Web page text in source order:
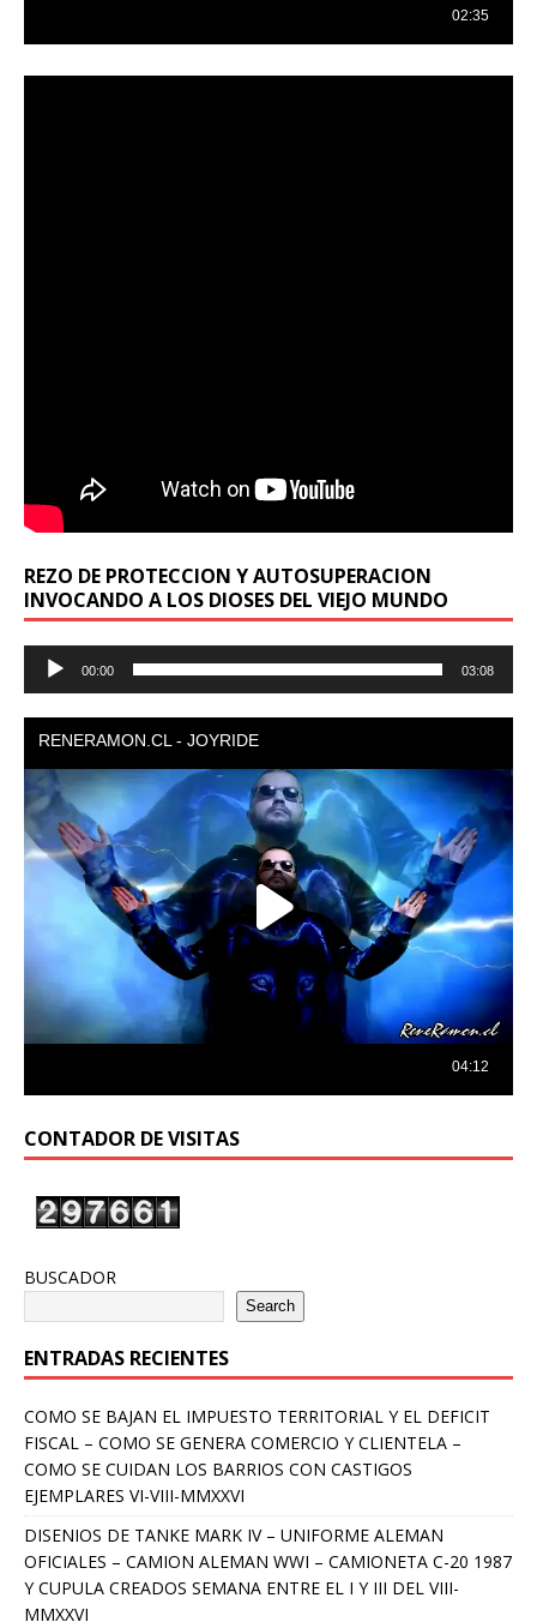
REZO DE PROTECCION Y AUTOSUPERACION
INVOCANDO A LOS DIOSES DEL VIEJO MUNDO
Reproductor
00:00 03:08
CONTADOR DE VISITAS
BUSCADOR
Search
ENTRADAS RECIENTES
COMO SE BAJAN EL IMPUESTO TERRITORIAL Y EL DEFICIT
FISCAL – COMO SE GENERA COMERCIO Y CLIENTELA –
COMO SE CUIDAN LOS BARRIOS CON CASTIGOS
EJEMPLARES VI-VIII-MMXXVI
DISENIOS DE TANKE MARK IV – UNIFORME ALEMAN
OFICIALES – CAMION ALEMAN WWI – CAMIONETA C-20 1987
Y CUPULA CREADOS SEMANA ENTRE EL I Y III DEL VIII-
MMXXVI